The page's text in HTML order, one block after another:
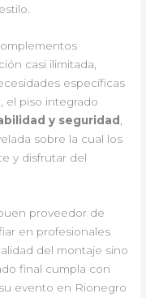
casi ilimitada,
específicas
el piso integrado
y seguridad
sobre la cual los
y disfrutar del
proveedor de
en profesionales
del montaje sino
final cumpla con
evento en Rionegro